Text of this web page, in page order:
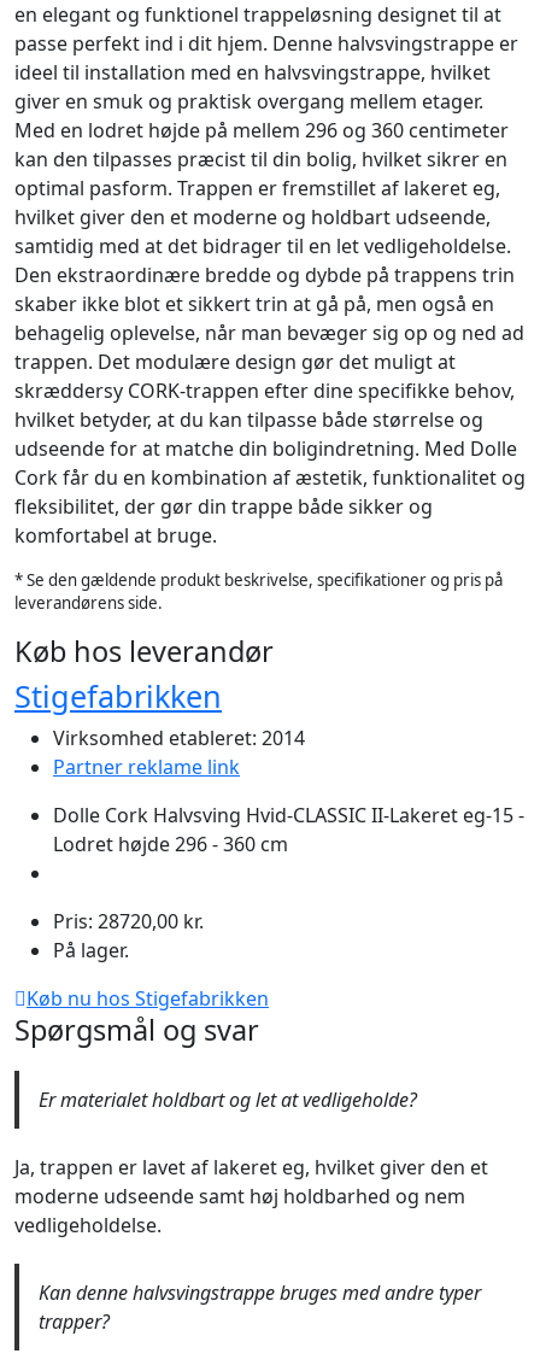
en elegant og funktionel trappeløsning designet til at
passe perfekt ind i dit hjem. Denne halvsvingstrappe er
ideel til installation med en halvsvingstrappe, hvilket
giver en smuk og praktisk overgang mellem etager.
Med en lodret højde på mellem 296 og 360 centimeter
kan den tilpasses præcist til din bolig, hvilket sikrer en
optimal pasform. Trappen er fremstillet af lakeret eg,
hvilket giver den et moderne og holdbart udseende,
samtidig med at det bidrager til en let vedligeholdelse.
Den ekstraordinære bredde og dybde på trappens trin
skaber ikke blot et sikkert trin at gå på, men også en
behagelig oplevelse, når man bevæger sig op og ned ad
trappen. Det modulære design gør det muligt at
skræddersy CORK-trappen efter dine specifikke behov,
hvilket betyder, at du kan tilpasse både størrelse og
udseende for at matche din boligindretning. Med Dolle
Cork får du en kombination af æstetik, funktionalitet og
fleksibilitet, der gør din trappe både sikker og
komfortabel at bruge.
* Se den gældende produkt beskrivelse, specifikationer og pris på
leverandørens side.
Køb hos leverandør
Stigefabrikken
Virksomhed etableret: 2014
Partner reklame link
Dolle Cork Halvsving Hvid-CLASSIC II-Lakeret eg-15 -
Lodret højde 296 - 360 cm
Pris: 28720,00 kr.
På lager.
Køb nu hos Stigefabrikken
Spørgsmål og svar
Er materialet holdbart og let at vedligeholde?
Ja, trappen er lavet af lakeret eg, hvilket giver den et
moderne udseende samt høj holdbarhed og nem
vedligeholdelse.
Kan denne halvsvingstrappe bruges med andre typer
trapper?